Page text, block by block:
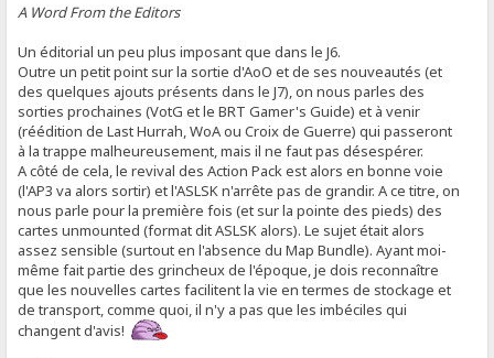
A Word From the Editors
Un éditorial un peu plus imposant que dans le J6.
Outre un petit point sur la sortie d'AoO et de ses nouveautés (et
des quelques ajouts présents dans le J7), on nous parles des
sorties prochaines (VotG et le BRT Gamer's Guide) et à venir
(réédition de Last Hurrah, WoA ou Croix de Guerre) qui passeront
à la trappe malheureusement, mais il ne faut pas désespérer.
A côté de cela, le revival des Action Pack est alors en bonne voie
(l'AP3 va alors sortir) et l'ASLSK n'arrête pas de grandir. A ce titre, on
nous parle pour la première fois (et sur la pointe des pieds) des
cartes unmounted (format dit ASLSK alors). Le sujet était alors
assez sensible (surtout en l'absence du Map Bundle). Ayant moi-
même fait partie des grincheux de l'époque, je dois reconnaître
que les nouvelles cartes facilitent la vie en termes de stockage et
de transport, comme quoi, il n'y a pas que les imbéciles qui
changent d'avis!